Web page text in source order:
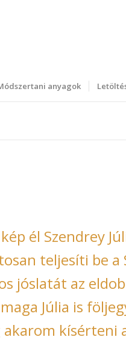
anyagok
él Szendrey
teljesíti be a
jóslatát az
Júlia is
kísérteni